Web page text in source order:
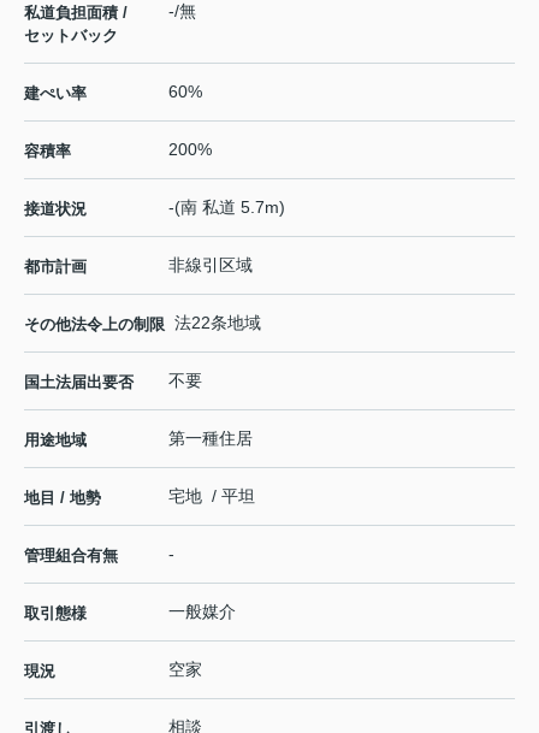
私道負担面積 /
セットバック
-/無
建ぺい率 60%
容積率 200%
接道状況 -(南 私道 5.7m)
都市計画 非線引区域
その他法令上の制限 法22条地域
国土法届出要否 不要
用途地域 第一種住居
地目 / 地勢 宅地 / 平坦
管理組合有無 -
取引態様 一般媒介
現況 空家
引渡し 相談